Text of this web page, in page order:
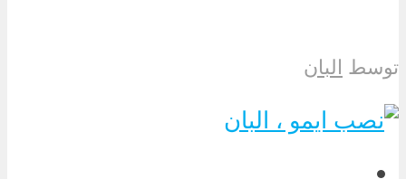
توسط البان